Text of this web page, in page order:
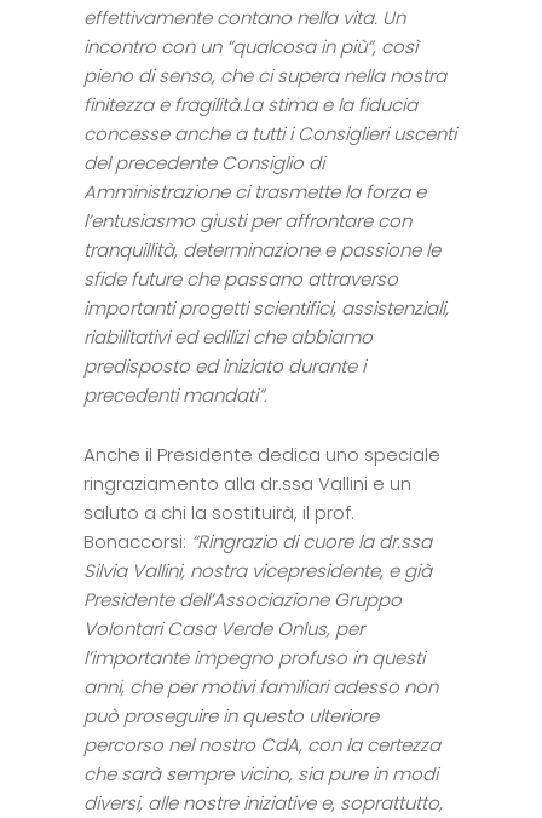
effettivamente contano nella vita. Un
incontro con un “qualcosa in più”, così
pieno di senso, che ci supera nella nostra
finitezza e fragilità.La stima e la fiducia
concesse anche a tutti i Consiglieri uscenti
del precedente Consiglio di
Amministrazione ci trasmette la forza e
l’entusiasmo giusti per affrontare con
tranquillità, determinazione e passione le
sfide future che passano attraverso
importanti progetti scientifici, assistenziali,
riabilitativi ed edilizi che abbiamo
predisposto ed iniziato durante i
precedenti mandati”.
Anche il Presidente dedica uno speciale
ringraziamento alla dr.ssa Vallini e un
saluto a chi la sostituirà, il prof.
Bonaccorsi: “Ringrazio di cuore la dr.ssa
Silvia Vallini, nostra vicepresidente, e già
Presidente dell’Associazione Gruppo
Volontari Casa Verde Onlus, per
l’importante impegno profuso in questi
anni, che per motivi familiari adesso non
può proseguire in questo ulteriore
percorso nel nostro CdA, con la certezza
che sarà sempre vicino, sia pure in modi
diversi, alle nostre iniziative e, soprattutto,